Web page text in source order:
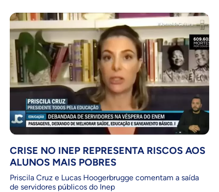
CRISE NO INEP REPRESENTA RISCOS AOS
ALUNOS MAIS POBRES
Priscila Cruz e Lucas Hoogerbrugge comentam a saída
de servidores públicos do Inep